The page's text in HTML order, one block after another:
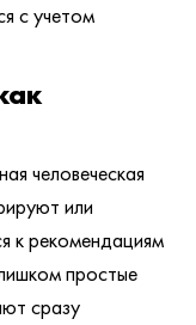
с учетом
человеческая
или
к рекомендациям
простые
сразу